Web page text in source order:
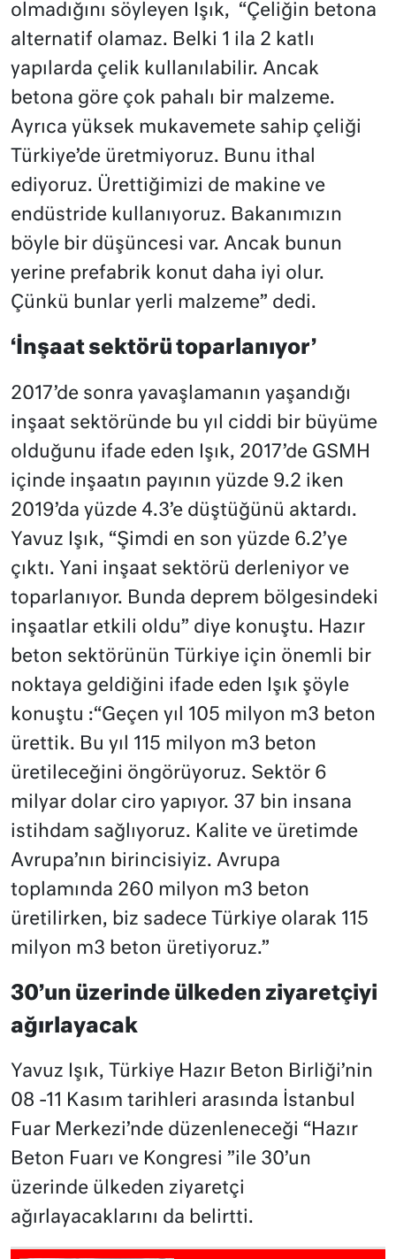
olmadığını söyleyen Işık, “Çeliğin betona
alternatif olamaz. Belki 1 ila 2 katlı
yapılarda çelik kullanılabilir. Ancak
betona göre çok pahalı bir malzeme.
Ayrıca yüksek mukavemete sahip çeliği
Türkiye’de üretmiyoruz. Bunu ithal
ediyoruz. Ürettiğimizi de makine ve
endüstride kullanıyoruz. Bakanımızın
böyle bir düşüncesi var. Ancak bunun
yerine prefabrik konut daha iyi olur.
Çünkü bunlar yerli malzeme” dedi.
‘İnşaat sektörü toparlanıyor’
2017’de sonra yavaşlamanın yaşandığı
inşaat sektöründe bu yıl ciddi bir büyüme
olduğunu ifade eden Işık, 2017’de GSMH
içinde inşaatın payının yüzde 9.2 iken
2019’da yüzde 4.3’e düştüğünü aktardı.
Yavuz Işık, “Şimdi en son yüzde 6.2’ye
çıktı. Yani inşaat sektörü derleniyor ve
toparlanıyor. Bunda deprem bölgesindeki
inşaatlar etkili oldu” diye konuştu. Hazır
beton sektörünün Türkiye için önemli bir
noktaya geldiğini ifade eden Işık şöyle
konuştu :“Geçen yıl 105 milyon m3 beton
ürettik. Bu yıl 115 milyon m3 beton
üretileceğini öngörüyoruz. Sektör 6
milyar dolar ciro yapıyor. 37 bin insana
istihdam sağlıyoruz. Kalite ve üretimde
Avrupa’nın birincisiyiz. Avrupa
toplamında 260 milyon m3 beton
üretilirken, biz sadece Türkiye olarak 115
milyon m3 beton üretiyoruz.”
30’un üzerinde ülkeden ziyaretçiyi
ağırlayacak
Yavuz Işık, Türkiye Hazır Beton Birliği’nin
08 -11 Kasım tarihleri arasında İstanbul
Fuar Merkezi’nde düzenleneceği “Hazır
Beton Fuarı ve Kongresi ”ile 30’un
üzerinde ülkeden ziyaretçi
ağırlayacaklarını da belirtti.